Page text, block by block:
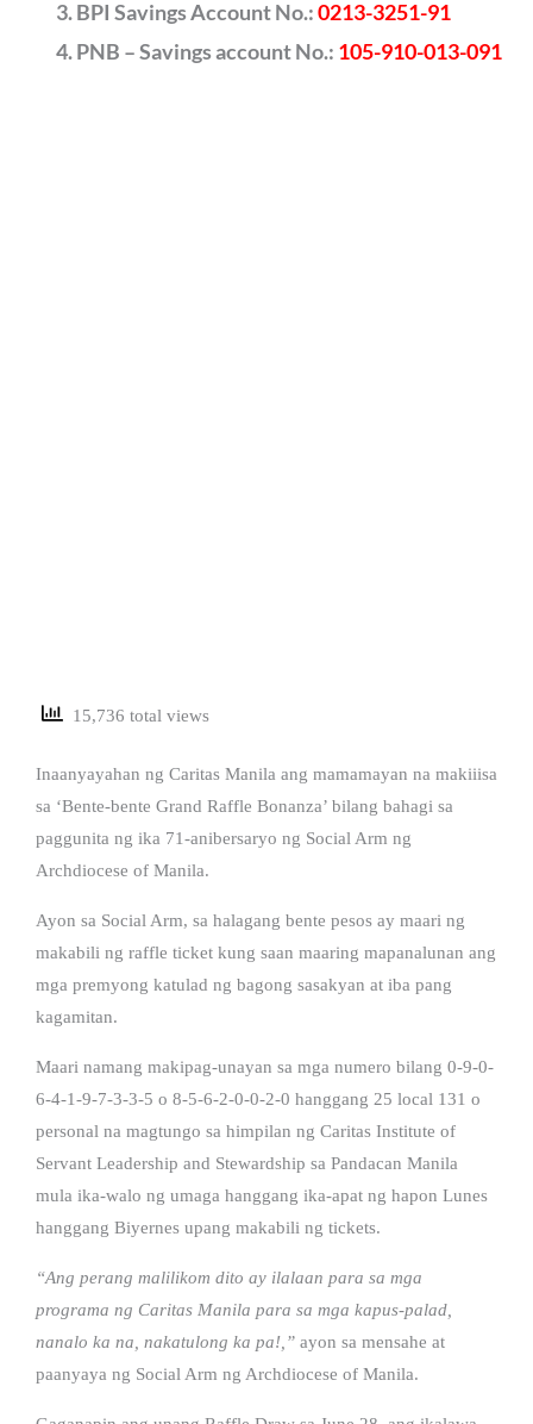
BPI Savings Account No.:0213-3251-91
PNB – Savings account No.: 105-910-013-091
15,736 total views
Inaanyayahan ng Caritas Manila ang mamamayan na makiiisa
sa ‘Bente-bente Grand Raffle Bonanza’ bilang bahagi sa
paggunita ng ika 71-anibersaryo ng Social Arm ng
Archdiocese of Manila.
Ayon sa Social Arm, sa halagang bente pesos ay maari ng
makabili ng raffle ticket kung saan maaring mapanalunan ang
mga premyong katulad ng bagong sasakyan at iba pang
kagamitan.
Maari namang makipag-unayan sa mga numero bilang 0-9-0-
6-4-1-9-7-3-3-5 o 8-5-6-2-0-0-2-0 hanggang 25 local 131 o
personal na magtungo sa himpilan ng Caritas Institute of
Servant Leadership and Stewardship sa Pandacan Manila
mula ika-walo ng umaga hanggang ika-apat ng hapon Lunes
hanggang Biyernes upang makabili ng tickets.
“Ang perang malilikom dito ay ilalaan para sa mga
programa ng Caritas Manila para sa mga kapus-palad,
nanalo ka na, nakatulong ka pa!,” ayon sa mensahe at
paanyaya ng Social Arm ng Archdiocese of Manila.